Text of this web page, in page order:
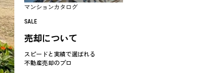
マンションカタログ
SALE
売却について
スピードと実績で選ばれる
不動産売却のプロ